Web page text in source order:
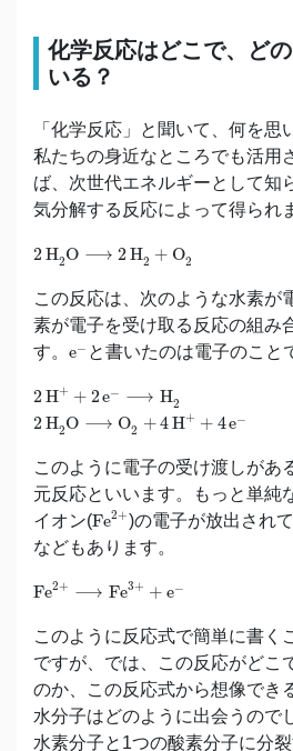
化学反応はどこで、ど
いる？
「化学反応」と聞いて、何を思
私たちの身近なところでも活用
ば、次世代エネルギーとして知
気分解する反応によって得られ
2H2O ⟶ 2H2 + O2
2 H2 O 2 H 2+ O
この反応は、次のような水素が
素が電子を受け取る反応の組み
す。 e− と書いたのは電子のこと
2H+ + 2e− ⟶ H2
2 H++ 2 e−
2H2O ⟶ O2 +4H+ + 4e−
2 H2 O 2 H + +4e −
このように電子の受け渡しがあ
元反応といいます。もっと単純
イオン(Fe2+
Fe2 +
)の電子が放出され
などもあります。
Fe2+ ⟶ Fe3+ + e−
Fe2 Fe 3+
このように反応式で簡単に書く
ですが、では、この反応がどこ
のか、この反応式から想像でき
水分子はどのように出会うので
水素分子と1つの酸素分子に分